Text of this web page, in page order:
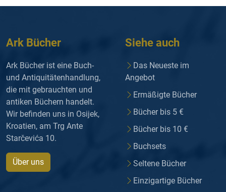
Ark Bücher
Ark Bücher ist eine Buch-
und Antiquitätenhandlung,
die mit gebrauchten und
antiken Büchern handelt.
Wir befinden uns in Osijek,
Kroatien, am Trg Ante
Starčevića 10.
Über uns
Siehe auch
Das Neueste im
Angebot
Ermäßigte Bücher
Bücher bis 5 €
Bücher bis 10 €
Buchsets
Seltene Bücher
Einzigartige Bücher